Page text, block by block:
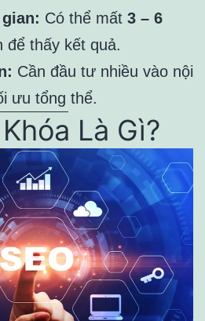
Có thể mất 3 – 6
để thấy kết quả.
Cần đầu tư nhiều vào nội
ưu tổng thể.
Là Gì?